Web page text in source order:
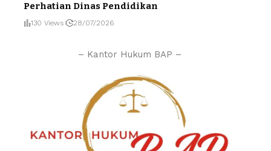
Perhatian Dinas Pendidikan
130 Views 28/07/2026
– Kantor Hukum BAP –